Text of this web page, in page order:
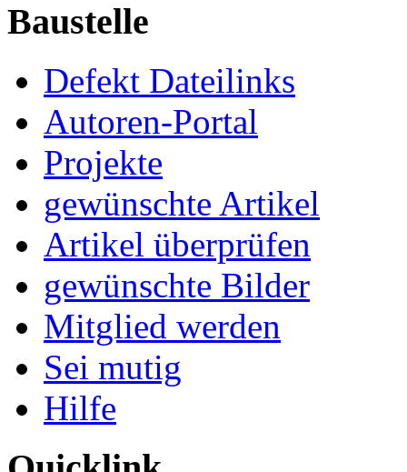
Baustelle
Defekt Dateilinks
Autoren-Portal
Projekte
gewünschte Artikel
Artikel überprüfen
gewünschte Bilder
Mitglied werden
Sei mutig
Hilfe